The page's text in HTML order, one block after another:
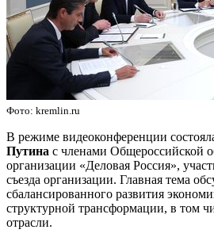
Фото: kremlin.ru
В режиме видеоконференции
Путина с членами Общероссийской
организации «Деловая Россия»,
съезда организации. Главная тема
сбалансированного развития
структурной трансформации, в том
отрасли.